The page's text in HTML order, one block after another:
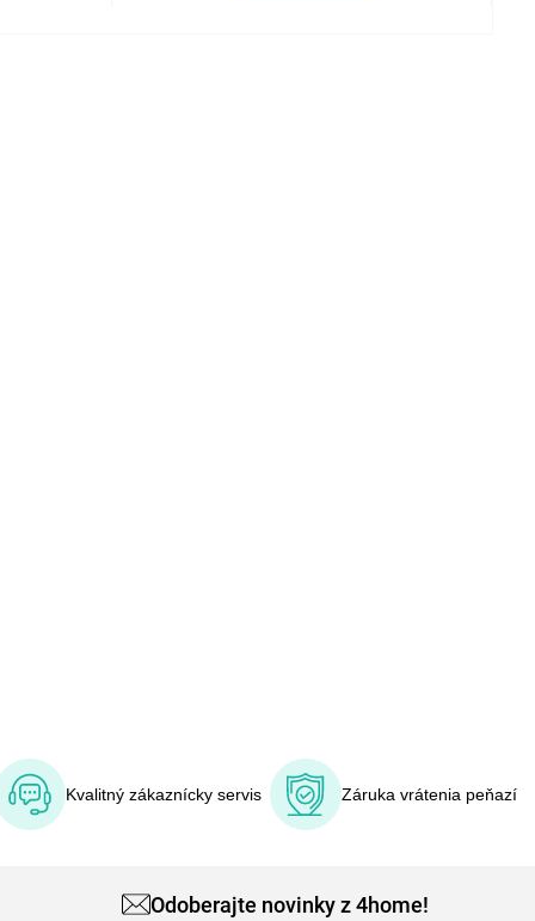
Kvalitný zákaznícky servis Záruka vrátenia peňazí
Odoberajte novinky z 4home!